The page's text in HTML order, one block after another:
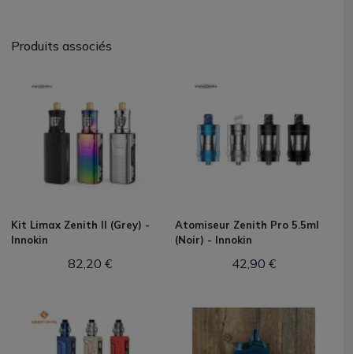
Produits associés
Kit Limax Zenith II (Grey) -
Innokin
82,20 €
Atomiseur Zenith Pro 5.5ml
(Noir) - Innokin
42,90 €